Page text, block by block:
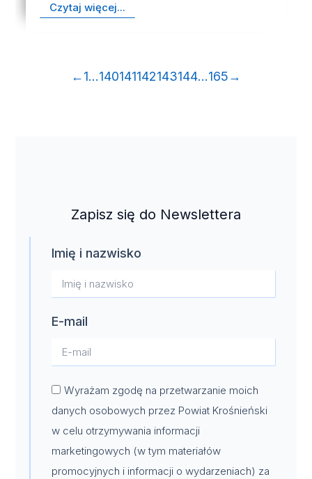
Czytaj więcej...
←1…140141142143144…165→
Zapisz się do Newslettera
Imię i nazwisko
E-mail
Wyrażam zgodę na przetwarzanie moich
danych osobowych przez Powiat Krośnieński
w celu otrzymywania informacji
marketingowych (w tym materiałów
promocyjnych i informacji o wydarzeniach) za